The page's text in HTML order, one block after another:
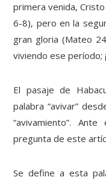
primera venida,
6-8), pero en la
gran gloria (Mateo
viviendo ese período;
El pasaje de
palabra “avivar”
“avivamiento”.
pregunta de este
Se define a esta